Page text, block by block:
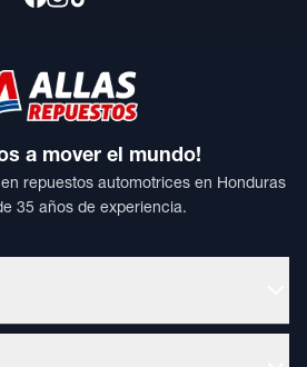
a mover el mundo!
repuestos automotrices en Honduras
35 años de experiencia.